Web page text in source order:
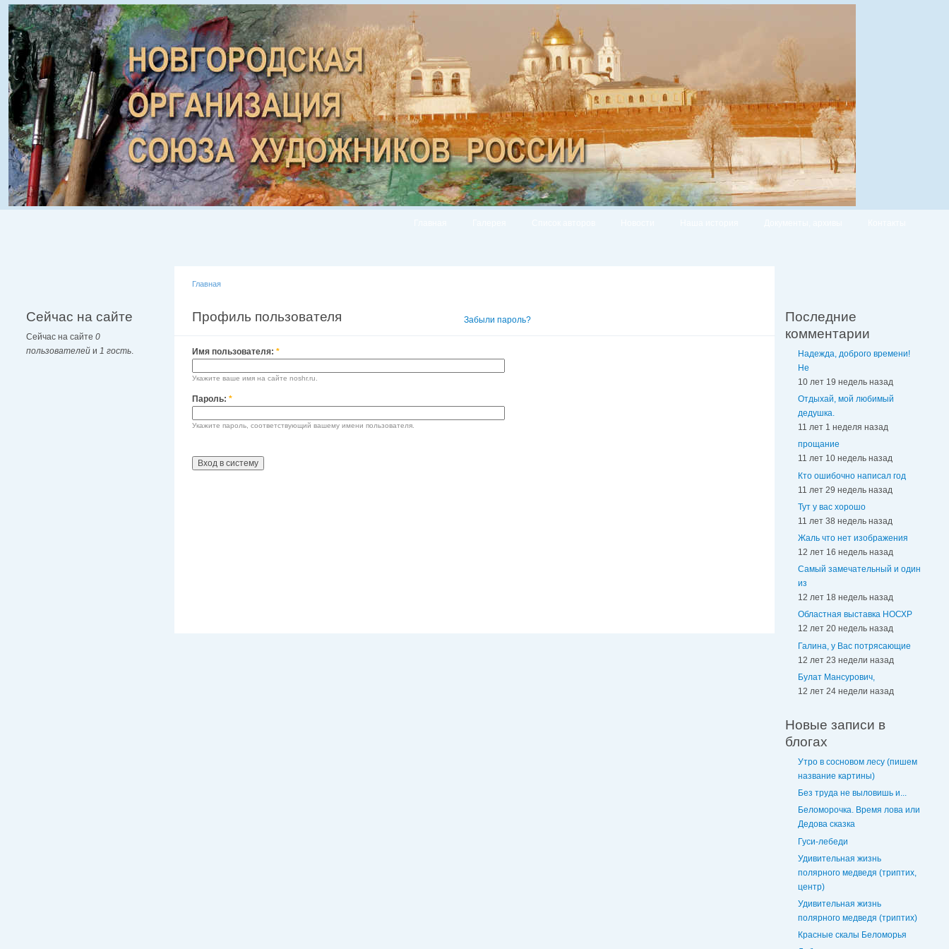
Сейчас на сайте
Сейчас на сайте 0
пользователей и 1 гость.
Главная
Профиль пользователя Забыли пароль?
Имя пользователя: *
Укажите ваше имя на сайте noshr.ru.
Пароль: *
Укажите пароль, соответствующий вашему имени пользователя.
Последние
комментарии
Надежда, доброго времени!
Не
10 лет 19 недель назад
Отдыхай, мой любимый
дедушка.
11 лет 1 неделя назад
прощание
11 лет 10 недель назад
Кто ошибочно написал год
11 лет 29 недель назад
Тут у вас хорошо
11 лет 38 недель назад
Жаль что нет изображения
12 лет 16 недель назад
Самый замечательный и один
из
12 лет 18 недель назад
Областная выставка НОСХР
12 лет 20 недель назад
Галина, у Вас потрясающие
12 лет 23 недели назад
Булат Мансурович,
12 лет 24 недели назад
Новые записи в
блогах
Утро в сосновом лесу (пишем
название картины)
Без труда не выловишь и...
Беломорочка. Время лова или
Дедова сказка
Гуси-лебеди
Удивительная жизнь
полярного медведя (триптих,
центр)
Удивительная жизнь
полярного медведя (триптих)
Красные скалы Беломорья